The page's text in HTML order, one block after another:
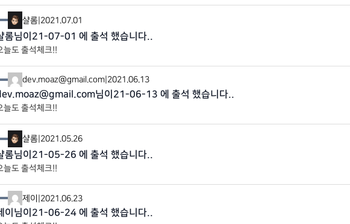
샬롬 2021.07.01
롬님이21-07-01 에 출석 했습니다..
늘도 출석체크!!
dev.moaz@gmail.com 2021.06.13
님이21-06-13 에 출석 했습니다..
늘도 출석체크!!
샬롬 2021.05.26
롬님이21-05-26 에 출석 했습니다..
늘도 출석체크!!
제이 |2021.06.23
이님이21-06-24 에 출석 했습니다..